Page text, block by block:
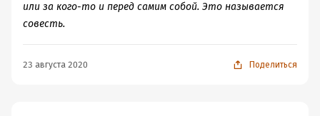
или за кого-то и перед самим собой. Это называется
совесть.
23 августа 2020 Поделиться